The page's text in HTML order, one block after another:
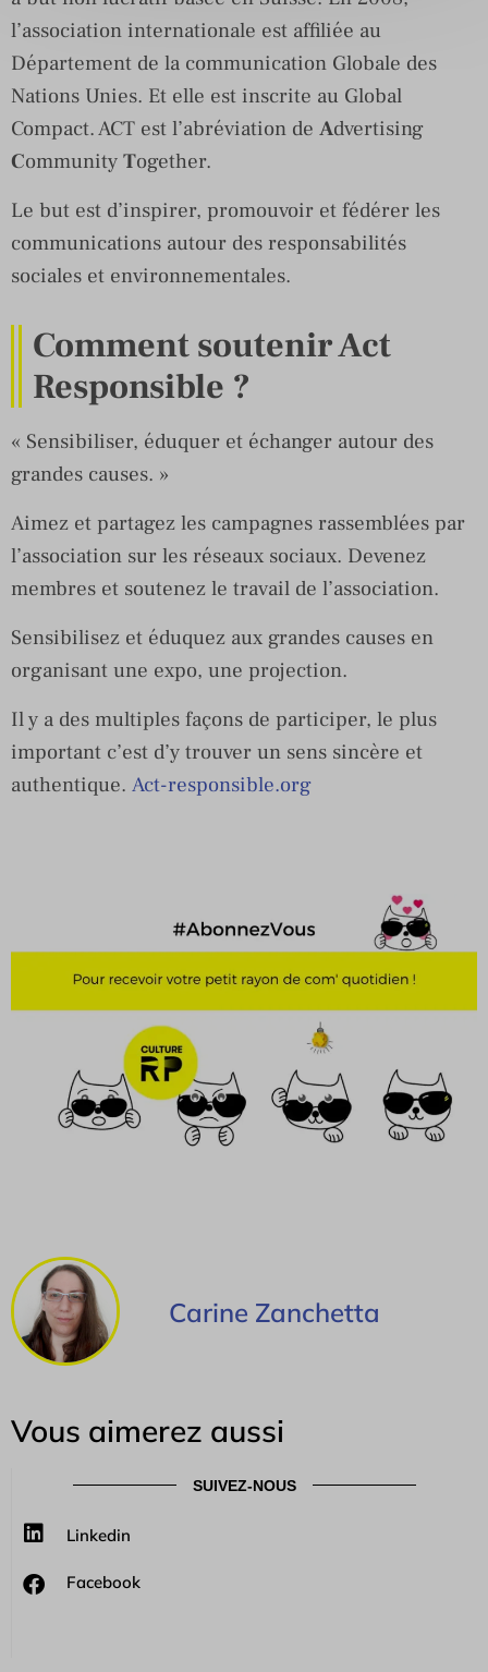
l’association internationale est affiliée au
Département de la communication Globale des
Nations Unies. Et elle est inscrite au Global
Compact. ACT est l’abréviation de Advertising
Community Together.
Le but est d’inspirer, promouvoir et fédérer les
communications autour des responsabilités
sociales et environnementales.
Comment soutenir Act
Responsible ?
« Sensibiliser, éduquer et échanger autour des
grandes causes. »
Aimez et partagez les campagnes rassemblées par
l’association sur les réseaux sociaux. Devenez
membres et soutenez le travail de l’association.
Sensibilisez et éduquez aux grandes causes en
organisant une expo, une projection.
Il y a des multiples façons de participer, le plus
important c’est d’y trouver un sens sincère et
authentique. Act-responsible.org
Carine Zanchetta
Vous aimerez aussi
SUIVEZ-NOUS
Linkedin
Facebook